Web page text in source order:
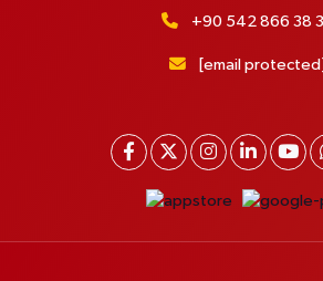
+90 542 866 38
[email protected]